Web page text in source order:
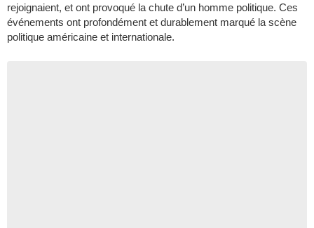
rejoignaient, et ont provoqué la chute d’un homme politique. Ces
événements ont profondément et durablement marqué la scène
politique américaine et internationale.